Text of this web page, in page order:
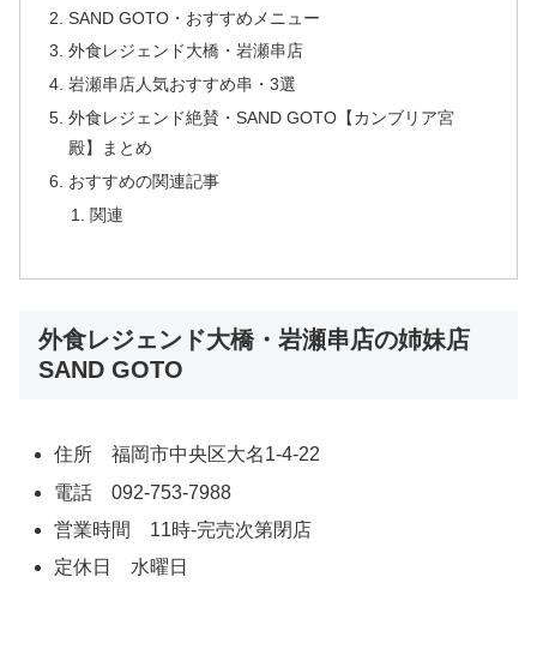
SAND GOTO・おすすめメニュー
外食レジェンド大橋・岩瀬串店
岩瀬串店人気おすすめ串・3選
外食レジェンド絶賛・SAND GOTO【カンブリア宮
殿】まとめ
おすすめの関連記事
関連
外食レジェンド大橋・岩瀬串店の姉妹店
SAND GOTO
住所 福岡市中央区大名1-4-22
電話 092-753-7988
営業時間 11時-完売次第閉店
定休日 水曜日